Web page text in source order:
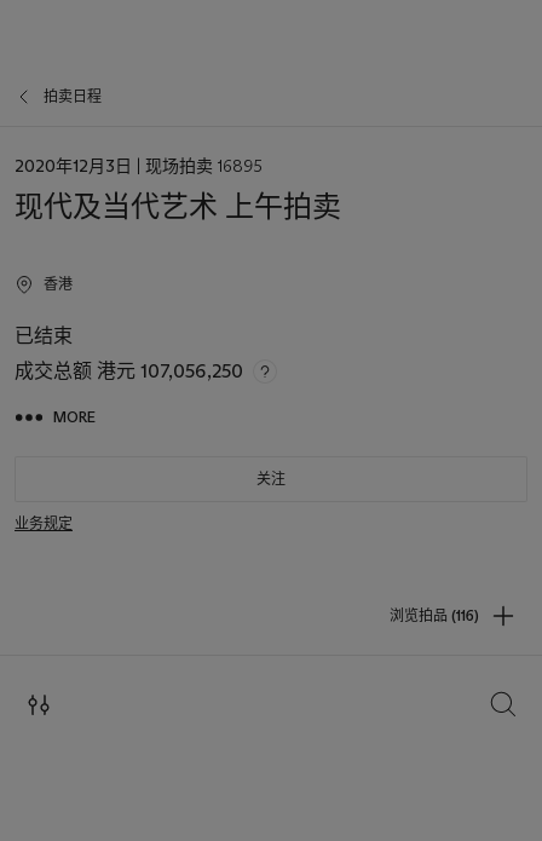
拍卖日程
日
2020年12月3日 | 现场拍卖 16895
现代及当代艺术 上午拍卖
香港
已结束
成交总额 港元 107,056,250
MORE
关注
业务规定
浏览拍品 (116)
搜索